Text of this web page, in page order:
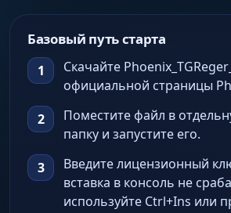
Базовый путь старта
Скачайте
официальной страницы
Поместите файл в
папку и запустите его.
Введите лицензионный
вставка в консоль не
используйте Ctrl+Ins или